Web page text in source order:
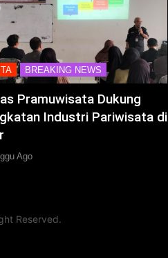
BREAKING NEWS
Pramuwisata Dukung
Industri Pariwisata di
Ago
Reserved.